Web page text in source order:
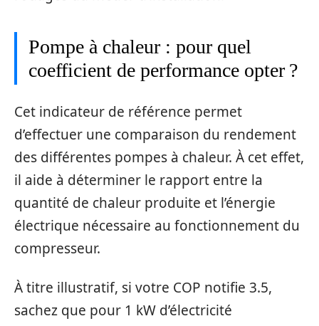
Pompe à chaleur : pour quel
coefficient de performance opter ?
Cet indicateur de référence permet
d’effectuer une comparaison du rendement
des différentes pompes à chaleur. À cet effet,
il aide à déterminer le rapport entre la
quantité de chaleur produite et l’énergie
électrique nécessaire au fonctionnement du
compresseur.
À titre illustratif, si votre COP notifie 3.5,
sachez que pour 1 kW d’électricité